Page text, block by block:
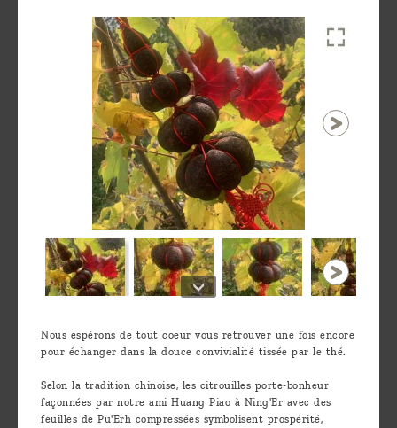
Nous espérons de tout coeur vous retrouver une fois encore
pour échanger dans la douce convivialité tissée par le thé.
Selon la tradition chinoise, les citrouilles porte-bonheur
façonnées par notre ami Huang Piao à Ning'Er avec des
feuilles de Pu'Erh compressées symbolisent prospérité,